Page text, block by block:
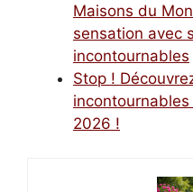
Maisons du
sensation avec
incontournables
Stop !
incontournables
2026 !